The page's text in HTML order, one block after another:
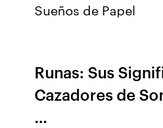
Sueños de Papel
Runas: Sus
Cazadores de
...